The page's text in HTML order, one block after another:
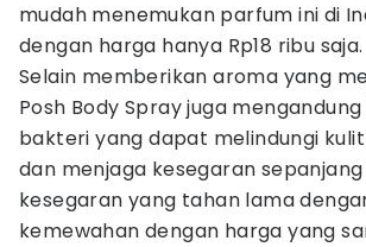
mudah menemukan parfum ini di
dengan harga hanya Rp18 ribu saja.
Selain memberikan aroma yang
Posh Body Spray juga
bakteri yang dapat melindungi
dan menjaga kesegaran
kesegaran yang tahan lama
kemewahan dengan harga yang